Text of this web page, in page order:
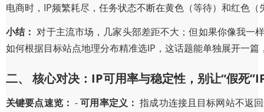
电商时，IP频繁耗尽，任务状态不断在黄色（等待）和红色
小结： 对于主流市场，几家头部差距不大；但如果你像我一
如何根据目标站点地理分布精准选IP，这话题能单独展开一篇
二、 核心对决：IP可用率与稳定性，别让“假死
关键要点速览： -可用率定义： 指成功连接且目标网站不返